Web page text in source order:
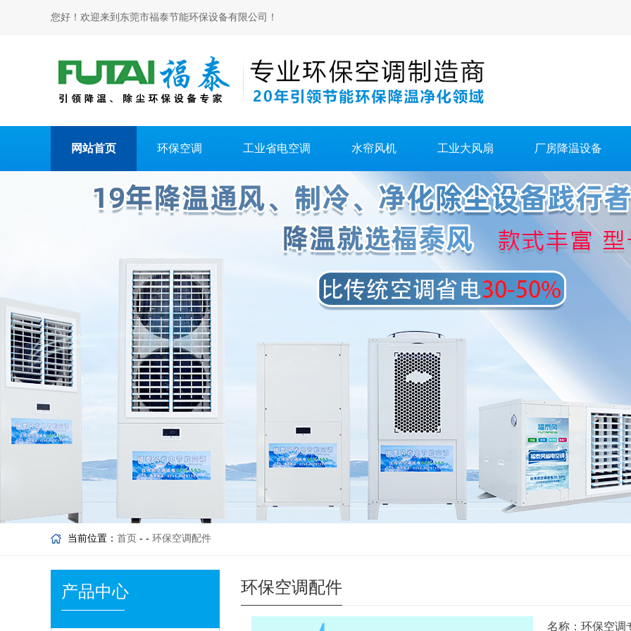
您好！欢迎来到东莞市福泰节能环保设备有限公司！
网站首页 环保空调 工业省电空调 水帘风机 工业大风扇 厂房降温设备
当前位置： 首页 - - 环保空调配件
产品中心 环保空调配件
名称：环保空调